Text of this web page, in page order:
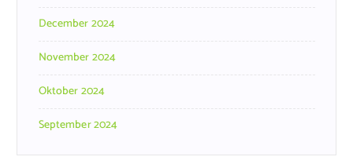
December 2024
November 2024
Oktober 2024
September 2024